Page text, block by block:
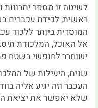
לשיטה זו מספר יתרונות
ראשית, לכידת עכברים
המוסרית ביותר ללכוד
אל האוכל, המלכודת
ישוחרר לחופשי בשטח
שנית, היעילות של
העכבר וזה יגיע אליה
שלא יאפשר את יציאת